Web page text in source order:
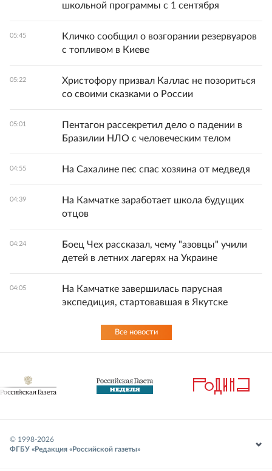
школьной программы с 1 сентября
05:45
Кличко сообщил о возгорании резервуаров
с топливом в Киеве
05:22
Христофору призвал Каллас не позориться
со своими сказками о России
05:01
Пентагон рассекретил дело о падении в
Бразилии НЛО с человеческим телом
04:55 На Сахалине пес спас хозяина от медведя
04:39
На Камчатке заработает школа будущих
отцов
04:24
Боец Чех рассказал, чему "азовцы" учили
детей в летних лагерях на Украине
04:05
На Камчатке завершилась парусная
экспедиция, стартовавшая в Якутске
Все новости
© 1998-2026
ФГБУ «Редакция «Российской газеты»